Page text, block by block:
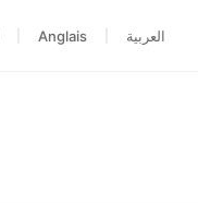
Anglais العربية